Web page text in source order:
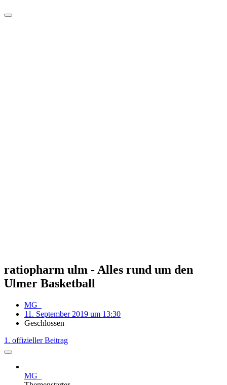
ratiopharm ulm - Alles rund um den
Ulmer Basketball
MG_
11. September 2019 um 13:30
Geschlossen
1. offizieller Beitrag
MG_